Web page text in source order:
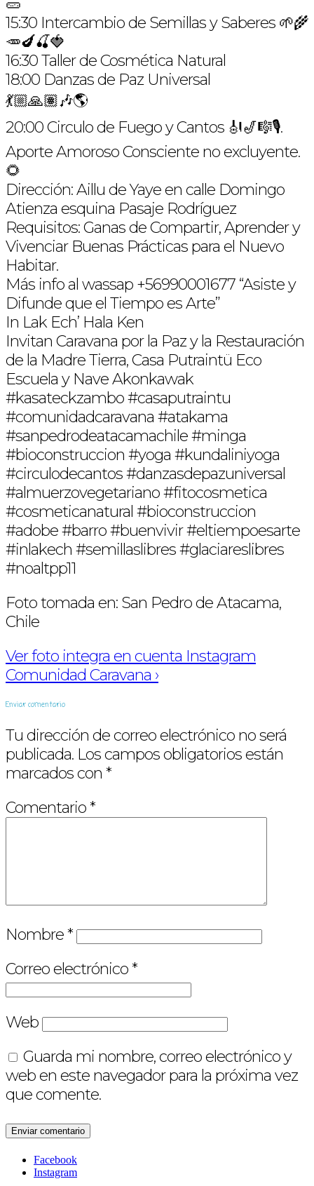
🥒
15:30 Intercambio de Semillas y Saberes 🌱🌾
🥕🍆🍒🍓
16:30 Taller de Cosmética Natural
18:00 Danzas de Paz Universal
💃🏼🙏🏽🎶🌎
20:00 Circulo de Fuego y Cantos 🎻🎷🎼🎙.
Aporte Amoroso Consciente no excluyente.
🌻
Dirección: Aillu de Yaye en calle Domingo
Atienza esquina Pasaje Rodríguez
Requisitos: Ganas de Compartir, Aprender y
Vivenciar Buenas Prácticas para el Nuevo
Habitar.
Más info al wassap +56990001677 “Asiste y
Difunde que el Tiempo es Arte”
In Lak Ech’ Hala Ken
Invitan Caravana por la Paz y la Restauración
de la Madre Tierra, Casa Putraintü Eco
Escuela y Nave Akonkawak
#kasateckzambo #casaputraintu
#comunidadcaravana #atakama
#sanpedrodeatacamachile #minga
#bioconstruccion #yoga #kundaliniyoga
#circulodecantos #danzasdepazuniversal
#almuerzovegetariano #fitocosmetica
#cosmeticanatural #bioconstruccion
#adobe #barro #buenvivir #eltiempoesarte
#inlakech #semillaslibres #glaciareslibres
#noaltpp11
Foto tomada en: San Pedro de Atacama,
Chile
Ver foto integra en cuenta Instagram
Comunidad Caravana ›
Enviar comentario
Tu dirección de correo electrónico no será
publicada. Los campos obligatorios están
marcados con *
Comentario*
Nombre*
Correo electrónico*
Web
Guarda mi nombre, correo electrónico y
web en este navegador para la próxima vez
que comente.
Facebook
Instagram